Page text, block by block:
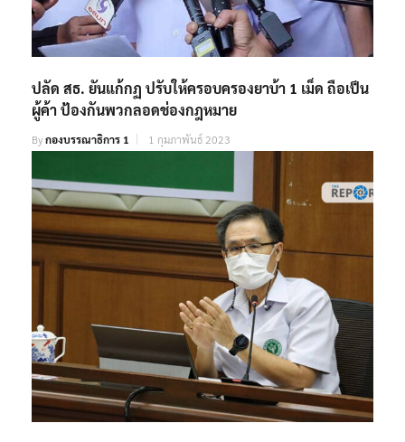
ปลัด สธ. ยันแก้กฏ ปรับให้ครอบครองยาบ้า 1 เม็ด ถือเป็น
ผู้ค้า ป้องกันพวกลอดช่องกฎหมาย
Byกองบรรณาธิการ 1 1 กุมภาพันธ์ 2023